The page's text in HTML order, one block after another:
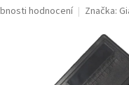
hodnocení Značka: